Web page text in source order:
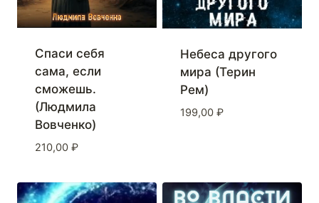
Спаси себя
сама, если
сможешь.
(Людмила
Вовченко)
210,00 ₽
Небеса другого
мира (Терин
Рем)
199,00 ₽